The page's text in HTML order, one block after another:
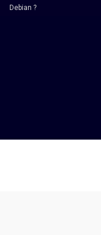
Debian ?